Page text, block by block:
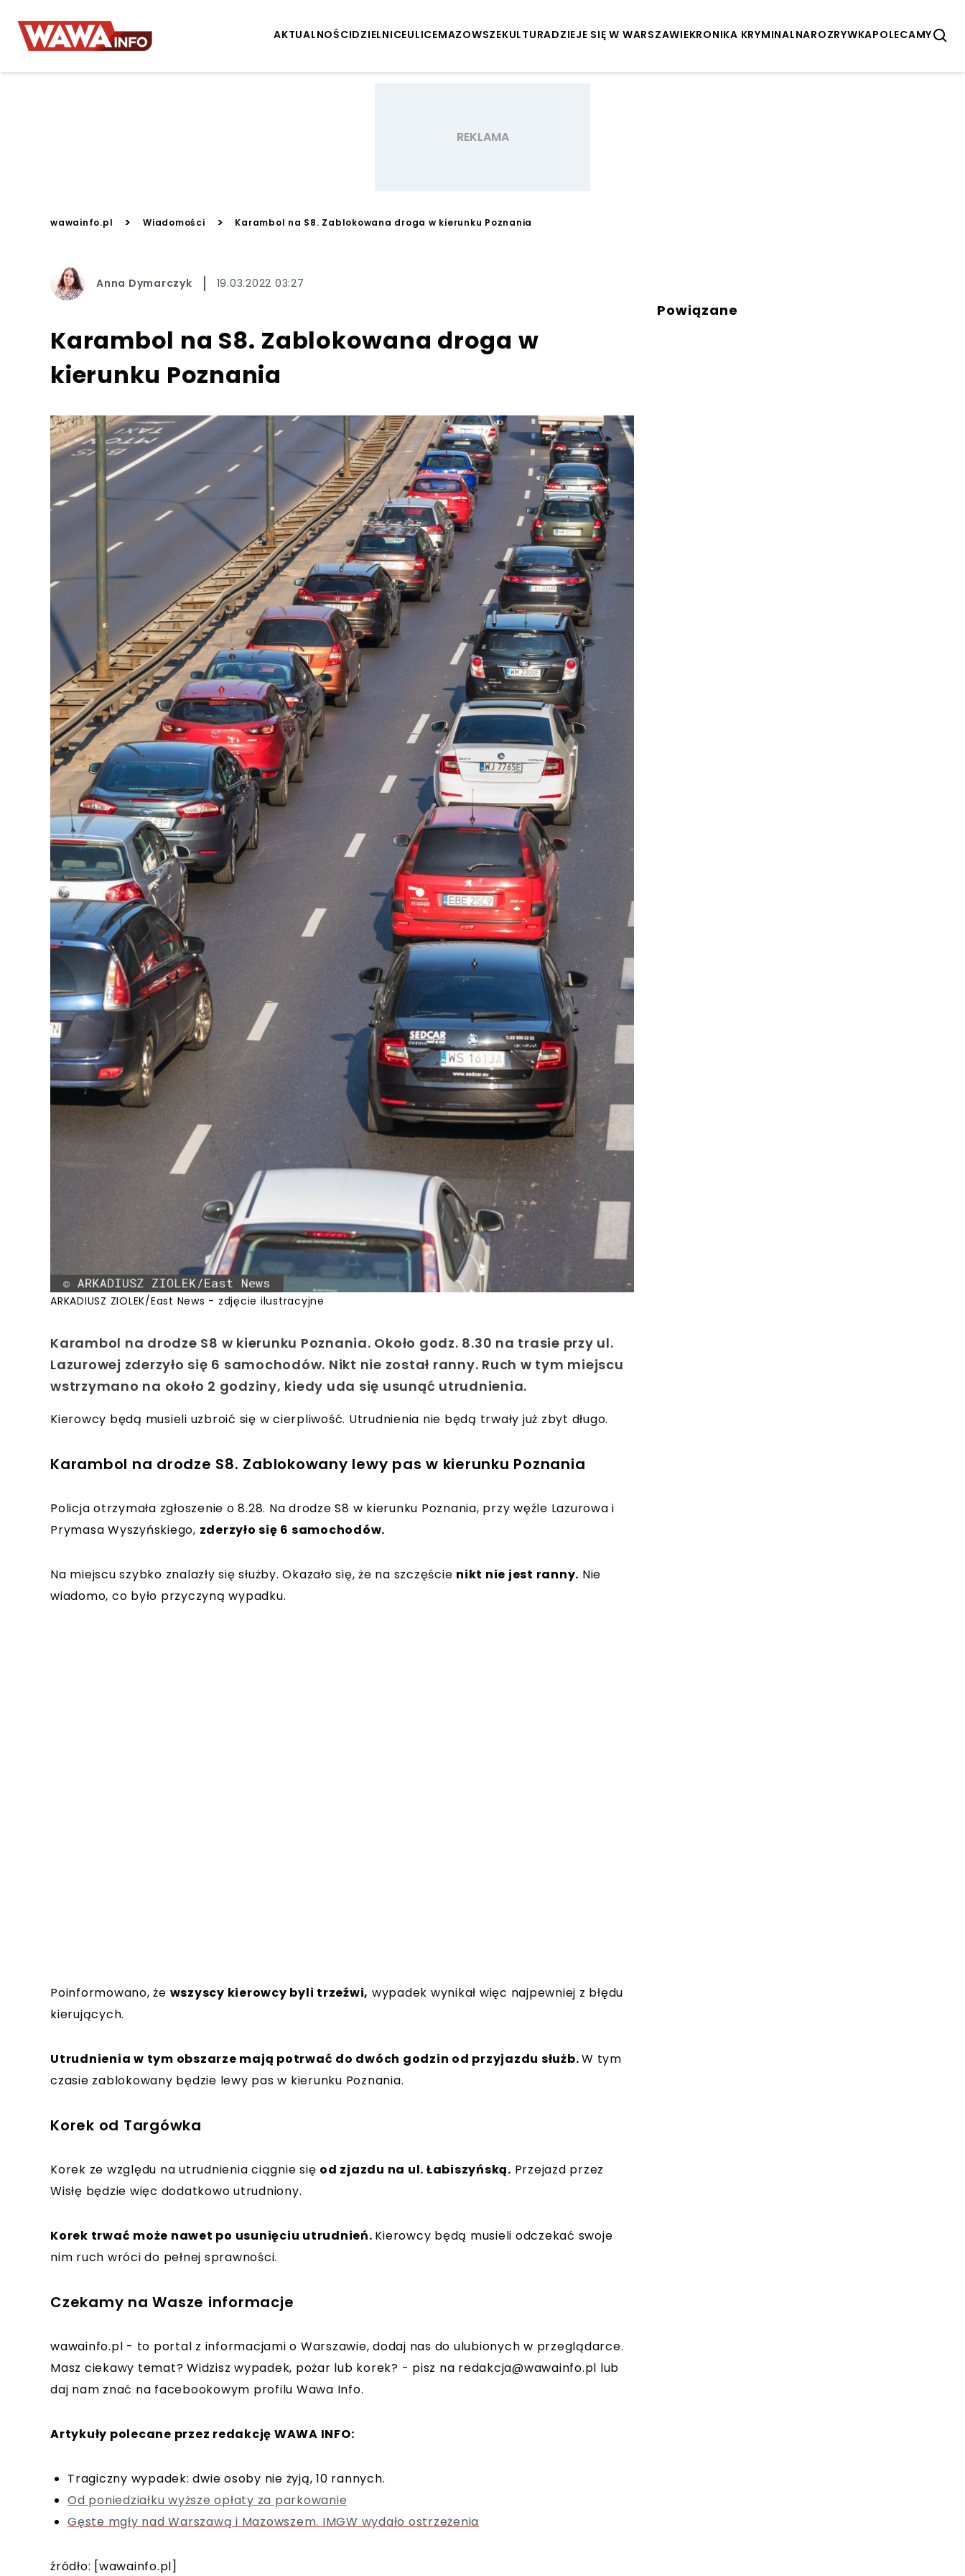
AKTUALNOŚCIDZIELNICEULICEMAZOWSZEKULTURADZIEJE SIĘ W WARSZAWIEKRONIKA KRYMINALNAROZRYWKAPOLECAMY
wawainfo.pl > Wiadomości > Karambol na S8. Zablokowana droga w kierunku Poznania
Anna Dymarczyk 19.03.2022 03:27
Karambol na S8. Zablokowana droga w
kierunku Poznania
ARKADIUSZ ZIOLEK/East News - zdjęcie ilustracyjne
Karambol na drodze S8 w kierunku Poznania. Około godz. 8.30 na trasie przy ul.
Lazurowej zderzyło się 6 samochodów. Nikt nie został ranny. Ruch w tym miejscu
wstrzymano na około 2 godziny, kiedy uda się usunąć utrudnienia.
Kierowcy będą musieli uzbroić się w cierpliwość. Utrudnienia nie będą trwały już zbyt długo.
Karambol na drodze S8. Zablokowany lewy pas w kierunku Poznania
Policja otrzymała zgłoszenie o 8.28. Na drodze S8 w kierunku Poznania, przy węźle Lazurowa i
Prymasa Wyszyńskiego, zderzyło się 6 samochodów.
Na miejscu szybko znalazły się służby. Okazało się, że na szczęście nikt nie jest ranny. Nie
wiadomo, co było przyczyną wypadku.
Poinformowano, że wszyscy kierowcy byli trzeźwi, wypadek wynikał więc najpewniej z błędu
kierujących.
Utrudnienia w tym obszarze mają potrwać do dwóch godzin od przyjazdu służb.W tym
czasie zablokowany będzie lewy pas w kierunku Poznania.
Korek od Targówka
Korek ze względu na utrudnienia ciągnie się od zjazdu na ul. Łabiszyńską. Przejazd przez
Wisłę będzie więc dodatkowo utrudniony.
Korek trwać może nawet po usunięciu utrudnień. Kierowcy będą musieli odczekać swoje
nim ruch wróci do pełnej sprawności.
Czekamy na Wasze informacje
wawainfo.pl - to portal z informacjami o Warszawie, dodaj nas do ulubionych w przeglądarce.
Masz ciekawy temat? Widzisz wypadek, pożar lub korek? - pisz na redakcja@wawainfo.pl lub
daj nam znać na facebookowym profilu Wawa Info.
Artykuły polecane przez redakcję WAWA INFO:
Tragiczny wypadek: dwie osoby nie żyją, 10 rannych.
Od poniedziałku wyższe opłaty za parkowanie
Gęste mgły nad Warszawą i Mazowszem. IMGW wydało ostrzeżenia
źródło: [wawainfo.pl]
Powiązane